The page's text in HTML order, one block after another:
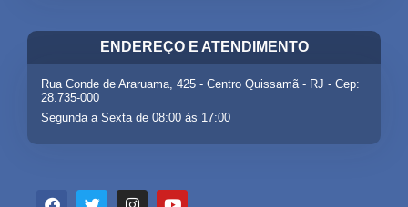
ENDEREÇO E ATENDIMENTO
Rua Conde de Araruama, 425 - Centro Quissamã - RJ - Cep:
28.735-000
Segunda a Sexta de 08:00 às 17:00